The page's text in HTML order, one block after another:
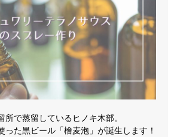
所で蒸留しているヒノキ木部。
った黒ビール「檜麦泡」が誕生します！